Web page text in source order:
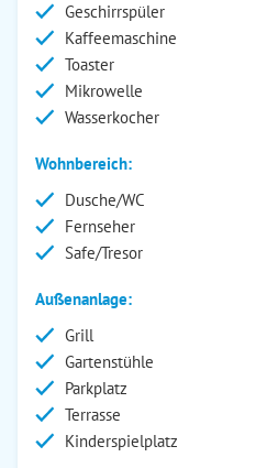
Geschirrspüler
Kaffeemaschine
Toaster
Mikrowelle
Wasserkocher
Wohnbereich:
Dusche/WC
Fernseher
Safe/Tresor
Außenanlage:
Grill
Gartenstühle
Parkplatz
Terrasse
Kinderspielplatz